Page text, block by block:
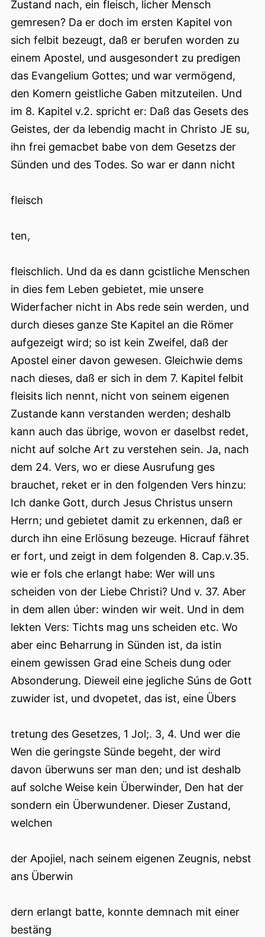
Zustand nach, ein fleisch, licher Mensch
gemresen? Da er doch im ersten Kapitel von
sich felbit bezeugt, daß er berufen worden zu
einem Apostel, und ausgesondert zu predigen
das Evangelium Gottes; und war vermögend,
den Komern geistliche Gaben mitzuteilen. Und
im 8. Kapitel v.2. spricht er: Daß das Gesets des
Geistes, der da lebendig macht in Christo JE su,
ihn frei gemacbet babe von dem Gesetzs der
Sünden und des Todes. So war er dann nicht
fleisch
ten,
fleischlich. Und da es dann gcistliche Menschen
in dies fem Leben gebietet, mie unsere
Widerfacher nicht in Abs rede sein werden, und
durch dieses ganze Ste Kapitel an die Römer
aufgezeigt wird; so ist kein Zweifel, daß der
Apostel einer davon gewesen. Gleichwie dems
nach dieses, daß er sich in dem 7. Kapitel felbit
fleisits lich nennt, nicht von seinem eigenen
Zustande kann verstanden werden; deshalb
kann auch das übrige, wovon er daselbst redet,
nicht auf solche Art zu verstehen sein. Ja, nach
dem 24. Vers, wo er diese Ausrufung ges
brauchet, reket er in den folgenden Vers hinzu:
Ich danke Gott, durch Jesus Christus unsern
Herrn; und gebietet damit zu erkennen, daß er
durch ihn eine Erlösung bezeuge. Hicrauf fähret
er fort, und zeigt in dem folgenden 8. Cap.v.35.
wie er fols che erlangt habe: Wer will uns
scheiden von der Liebe Christi? Und v. 37. Aber
in dem allen úber: winden wir weit. Und in dem
lekten Vers: Tichts mag uns scheiden etc. Wo
aber einc Beharrung in Sünden ist, da istin
einem gewissen Grad eine Scheis dung oder
Absonderung. Dieweil eine jegliche Súns de Gott
zuwider ist, und dvopetet, das ist, eine Übers
tretung des Gesetzes, 1 Jol;. 3, 4. Und wer die
Wen die geringste Sünde begeht, der wird
davon überwuns ser man den; und ist deshalb
auf solche Weise kein Überwinder, Den hat der
sondern ein Überwundener. Dieser Zustand,
welchen
der Apojiel, nach seinem eigenen Zeugnis, nebst
ans Überwin
dern erlangt batte, konnte demnach mit einer
bestäng